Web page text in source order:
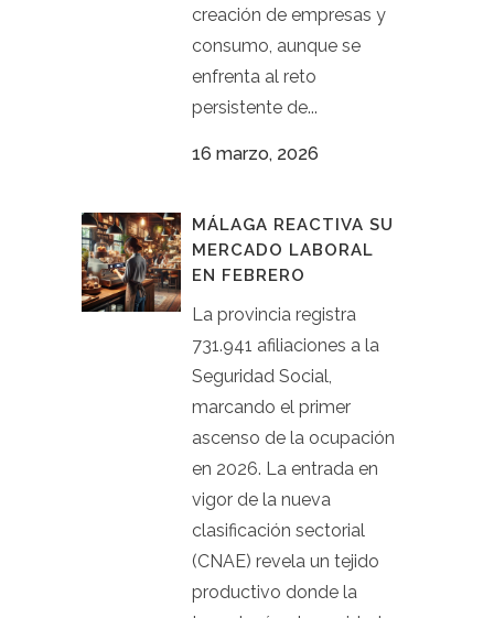
creación de empresas y
consumo, aunque se
enfrenta al reto
persistente de...
16 marzo, 2026
MÁLAGA REACTIVA SU
MERCADO LABORAL
EN FEBRERO
La provincia registra
731.941 afiliaciones a la
Seguridad Social,
marcando el primer
ascenso de la ocupación
en 2026. La entrada en
vigor de la nueva
clasificación sectorial
(CNAE) revela un tejido
productivo donde la